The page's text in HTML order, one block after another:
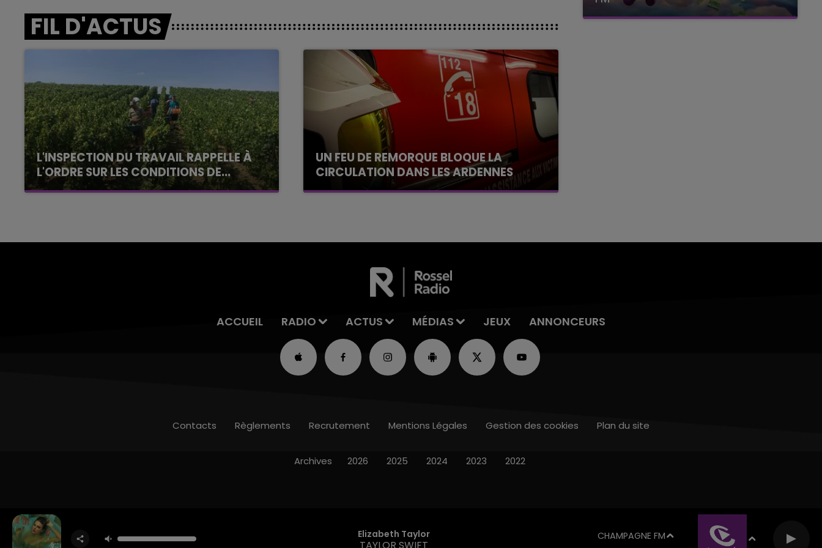
FIL D'ACTUS
L'INSPECTION DU TRAVAIL RAPPELLE À
L'ORDRE SUR LES CONDITIONS DE...
Alors que les dates de début des vendange
UN FEU DE REMORQUE BLOQUE LA
CIRCULATION DANS LES ARDENNES
Un feu de remorque s'est déclaré ce mercredi
avec La Famille Champagne FM, à 8H10
ACCUEIL RADIO ACTUS MÉDIAS JEUX ANNONCEURS
Elizabeth Taylor
TAYLOR SWIFT
CHAMPAGNE FM
Contacts Règlements Recrutement Mentions Légales Gestion des cookies Plan du site
Archives 2026 2025 2024 2023 2022